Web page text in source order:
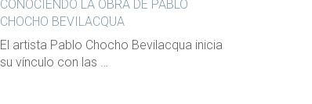
CONOCIENDO LA OBRA DE PABLO
CHOCHO BEVILACQUA
El artista Pablo Chocho Bevilacqua inicia
su vínculo con las …